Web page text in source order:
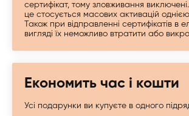
сертифікат, тому зловживання
це стосується масових активацій
Також при відправленні сертифікатів в
вигляді їх неможливо втратити або
Економить час і кошти
Усі подарунки ви купуєте в одного